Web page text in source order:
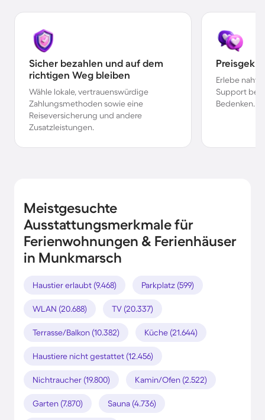
Sicher bezahlen und auf dem
richtigen Weg bleiben
Wähle lokale, vertrauenswürdige
Zahlungsmethoden sowie eine
Reiseversicherung und andere
Zusatzleistungen.
Erlebe
Support bei
Bedenken.
Meistgesuchte
Ausstattungsmerkmale für
Ferienwohnungen & Ferienhäuser
in Munkmarsch
Haustier erlaubt (9.468) Parkplatz (599)
WLAN (20.688) TV (20.337)
Terrasse/Balkon (10.382) Küche (21.644)
Haustiere nicht gestattet (12.456)
Nichtraucher (19.800) Kamin/Ofen (2.522)
Garten (7.870) Sauna (4.736)